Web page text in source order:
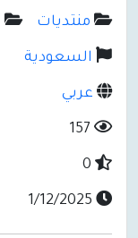
منتديات
السعودية
عربي